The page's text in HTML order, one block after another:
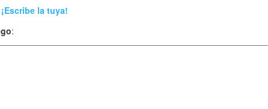
¡Escribe la tuya!
: